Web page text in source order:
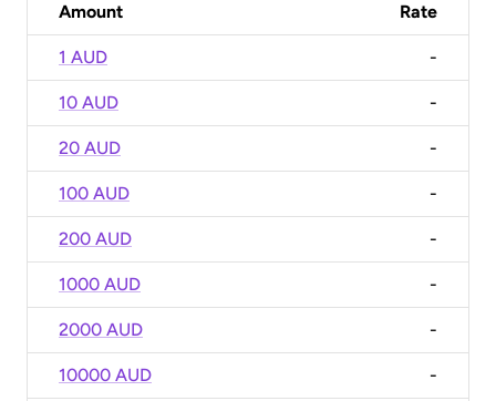
Amount Rate
1 AUD -
10 AUD -
20 AUD -
100 AUD -
200 AUD -
1000 AUD -
2000 AUD -
10000 AUD -